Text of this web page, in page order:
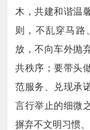
木，共建和谐温
则，不乱穿马路
放，不向车外抛
共秩序；要带头
范服务、兑现承
言行举止的细微
摒弃不文明习惯